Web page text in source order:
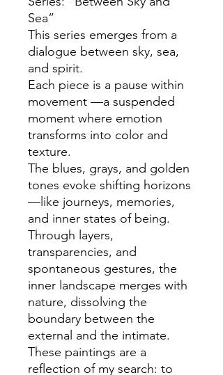
Sea”
This series emerges from a
dialogue between sky, sea,
and spirit.
Each piece is a pause within
movement —a suspended
moment where emotion
transforms into color and
texture.
The blues, grays, and golden
tones evoke shifting horizons
—like journeys, memories,
and inner states of being.
Through layers,
transparencies, and
spontaneous gestures, the
inner landscape merges with
nature, dissolving the
boundary between the
external and the intimate.
These paintings are a
reflection of my search: to